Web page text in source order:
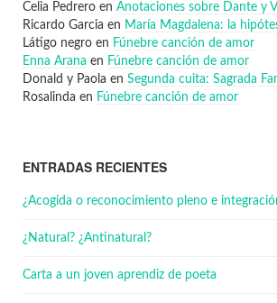
Celia Pedrero en Anotaciones sobre Dante y
Ricardo Garcia en María Magdalena: la
Látigo negro en Fúnebre canción de amor
Enna Arana en Fúnebre canción de amor
Donald y Paola en Segunda cuita: Sagrada
Rosalinda en Fúnebre canción de amor
ENTRADAS RECIENTES
¿Acogida o reconocimiento pleno e
¿Natural? ¿Antinatural?
Carta a un joven aprendiz de poeta